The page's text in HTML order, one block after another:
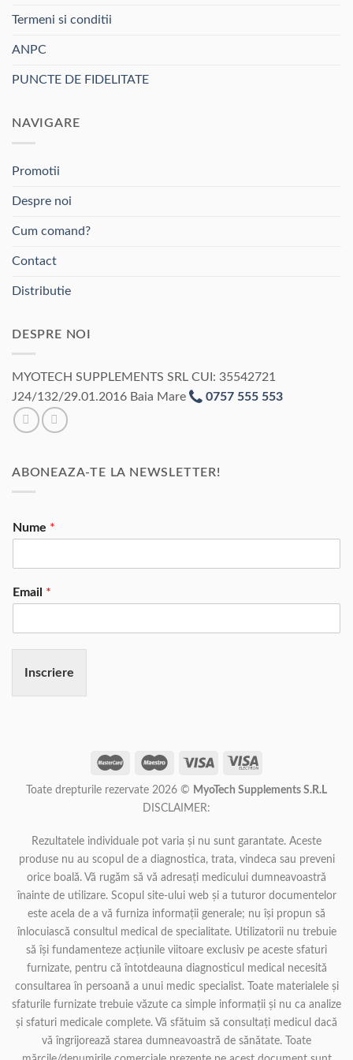
Termeni si conditii
ANPC
PUNCTE DE FIDELITATE
NAVIGARE
Promotii
Despre noi
Cum comand?
Contact
Distributie
DESPRE NOI
MYOTECH SUPPLEMENTS SRL CUI: 35542721
J24/132/29.01.2016 Baia Mare
0757 555 553
ABONEAZA-TE LA NEWSLETTER!
Nume *
Email *
Inscriere
Toate drepturile rezervate 2026 © MyoTech Supplements S.R.L
DISCLAIMER:
Rezultatele individuale pot varia și nu sunt garantate. Aceste
produse nu au scopul de a diagnostica, trata, vindeca sau preveni
orice boală. Vă rugăm să vă adresați medicului dumneavoastră
înainte de utilizare. Scopul site-ului web și a tuturor documentelor
este acela de a vă furniza informații generale; nu își propun să
înlocuiască consultul medical de specialitate. Utilizatorii nu trebuie
să își fundamenteze acțiunile viitoare exclusiv pe aceste sfaturi
furnizate, pentru că întotdeauna diagnosticul medical necesită
consultarea în persoană a unui medic specialist. Toate materialele și
sfaturile furnizate trebuie văzute ca simple informații și nu ca analize
și sfaturi medicale complete. Vă sfătuim să consultați medicul dacă
vă îngrijorează starea dumneavoastră de sănătate. Toate